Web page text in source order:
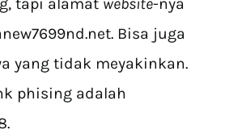
Bisa juga
yang tidak meyakinkan.
phising adalah